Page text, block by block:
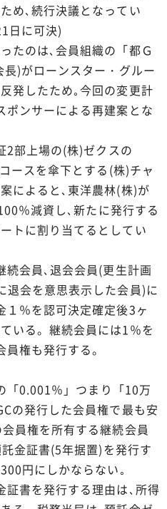
め､続行決議となってい
日に可決)
たのは､会員組織の「都Ｇ
)がローンスター・グルー
発したため｡今回の変更計
ポンサーによる再建案とな
2部上場の(株)ゼクスの
ースを傘下とする(株)チャ
によると､東洋農林(株)が
％減資し､新たに発行する
トに割り当てるとしてい
続会員､退会会員(更生計画
退会を意思表示した会員)に
１％を認可決定確定後3ヶ
いる。継続会員には1％を
権も発行する。
「0.001％」つまり「10万
の発行した会員権で最も安
員権を所有する継続会員
金証書(5年据置)を発行す
円にしかならない｡
証書を発行する理由は､所得